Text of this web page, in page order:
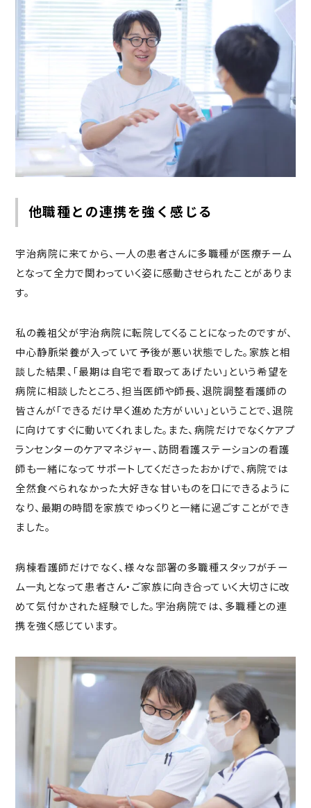
他職種との連携を強く感じる
宇治病院に来てから、一人の患者さんに多職種が医療チーム
となって全力で関わっていく姿に感動させられたことがありま
す。
私の義祖父が宇治病院に転院してくることになったのですが、
中心静脈栄養が入っていて予後が悪い状態でした。家族と相
談した結果、「最期は自宅で看取ってあげたい」という希望を
病院に相談したところ、担当医師や師長、退院調整看護師の
皆さんが「できるだけ早く進めた方がいい」ということで、退院
に向けてすぐに動いてくれました。また、病院だけでなくケアプ
ランセンターのケアマネジャー、訪問看護ステーションの看護
師も一緒になってサポートしてくださったおかげで、病院では
全然食べられなかった大好きな甘いものを口にできるように
なり、最期の時間を家族でゆっくりと一緒に過ごすことができ
ました。
病棟看護師だけでなく、様々な部署の多職種スタッフがチー
ム一丸となって患者さん・ご家族に向き合っていく大切さに改
めて気付かされた経験でした。 宇治病院では、多職種との連
携を強く感じています。